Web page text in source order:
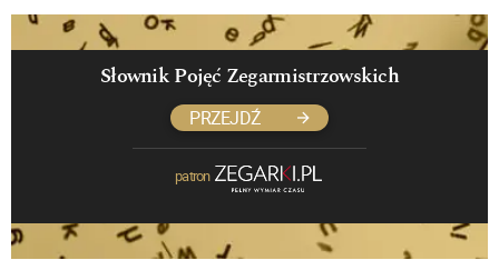
Słownik Pojęć Zegarmistrzowskich
PRZEJDŹ
patron